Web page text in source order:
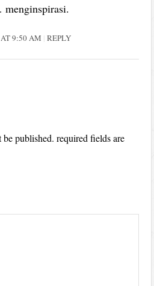
9:50 AM REPLY
published. required fields are